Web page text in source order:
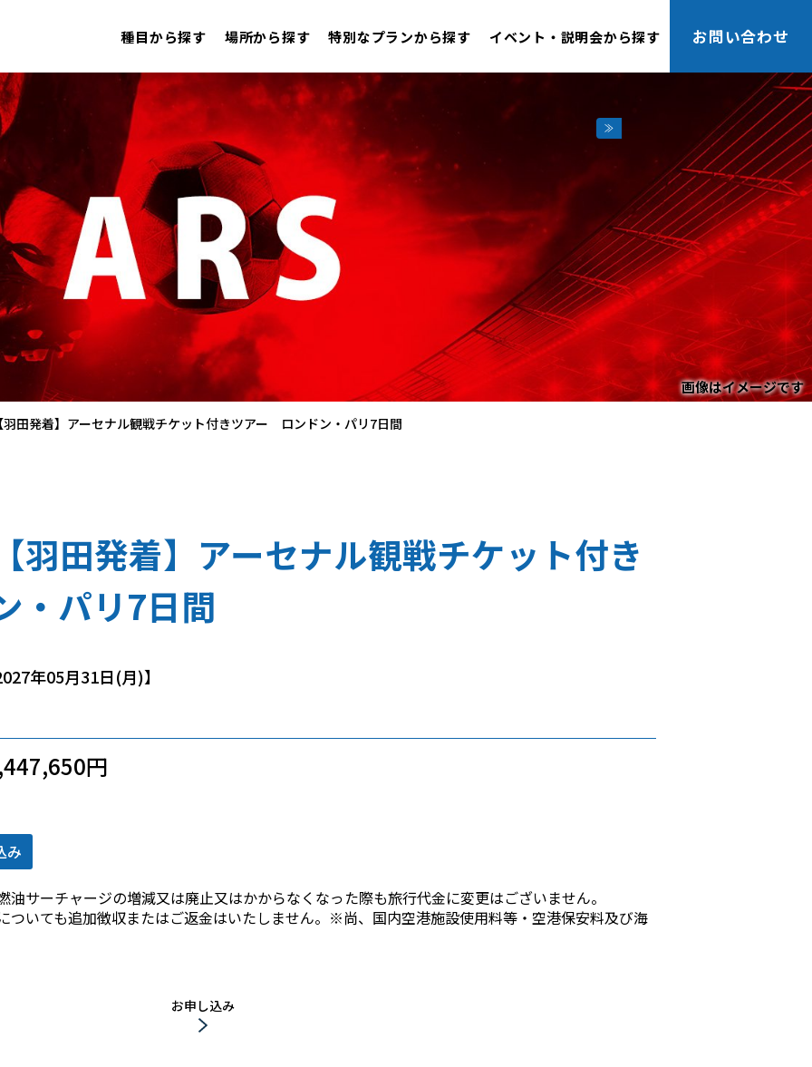
種目から探す 場所から探す 特別なプランから探す イベント・説明会から探す お問い合わせ
画像はイメージです
田発着】アーセナル観戦チケット付きツアー ロンドン・パリ7日間
羽田発着】アーセナル観戦チケット付き
パリ7日間
年05月31日(月)】
円
み
サーチャージの増減又は廃止又はかからなくなった際も旅行代金に変更はございません。
ついても追加徴収またはご返金はいたしません。※尚、国内空港施設使用料等・空港保安料及び海
お申し込み